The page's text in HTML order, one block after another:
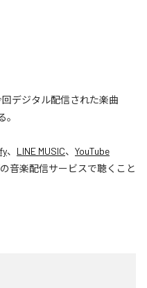
回デジタル配信された楽曲
。
、 LINE MUSIC、 YouTube
音楽配信サービスで聴くこと